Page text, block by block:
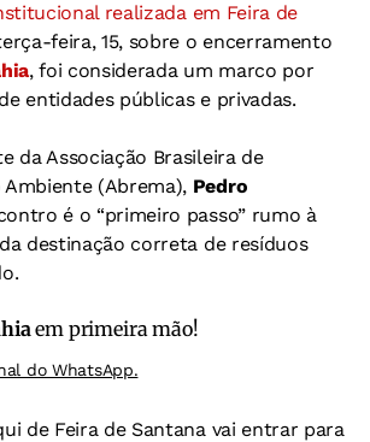
realizada em Feira de
feira, 15, sobre o encerramento
, foi considerada um marco por
entidades públicas e privadas.
da Associação Brasileira de
Ambiente (Abrema), Pedro
é o “primeiro passo” rumo à
destinação correta de resíduos
em primeira mão!
do WhatsApp.
de Feira de Santana vai entrar para